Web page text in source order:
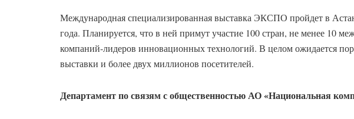
Международная специализированная выставка ЭКСПО пройдет в
года. Планируется, что в ней примут участие 100 стран, не менее 10
компаний-лидеров инновационных технологий. В целом ожидается
выставки и более двух миллионов посетителей.
Департамент по связям с общественностью АО «Национальная